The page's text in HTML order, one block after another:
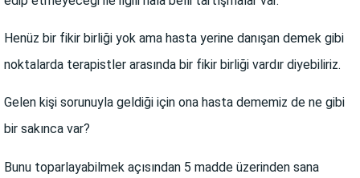
Henüz bir fikir birliği yok ama hasta yerine danışan demek gibi
noktalarda terapistler arasında bir fikir birliği vardır diyebiliriz.
Gelen kişi sorunuyla geldiği için ona hasta dememiz de ne gibi
bir sakınca var?
Bunu toparlayabilmek açısından 5 madde üzerinden sana